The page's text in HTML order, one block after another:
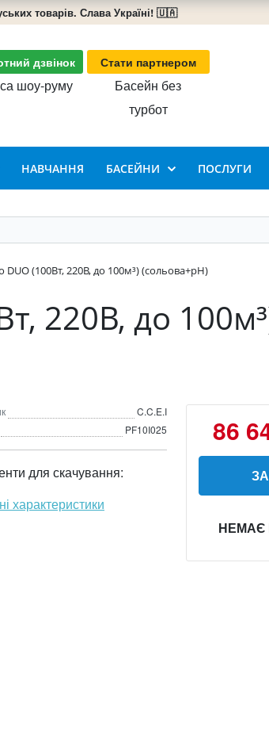
товарів. Слава Україні! 🇺🇦
дзвінок Стати партнером
шоу-руму
Басейн без
турбот
НАВЧАННЯ БАСЕЙНИ ПОСЛУГИ
DUO (100Вт, 220В, до 100м³) (сольова+pH)
220В, до
C.C.E.I
PF10I025
для скачування:
характеристики
86
НЕМАЄ